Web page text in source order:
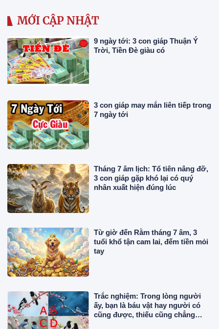
MỚI CẬP NHẬT
9 ngày tới: 3 con giáp Thuận Ý
Trời, Tiền Đè giàu có
3 con giáp may mắn liên tiếp trong
7 ngày tới
Tháng 7 âm lịch: Tổ tiên nâng đỡ,
3 con giáp gặp khó lại có quý
nhân xuất hiện đúng lúc
Từ giờ đến Rằm tháng 7 âm, 3
tuổi khổ tận cam lai, đếm tiền mỏi
tay
Trắc nghiệm: Trong lòng người
ấy, bạn là báu vật hay người có
cũng được, thiếu cũng chẳng